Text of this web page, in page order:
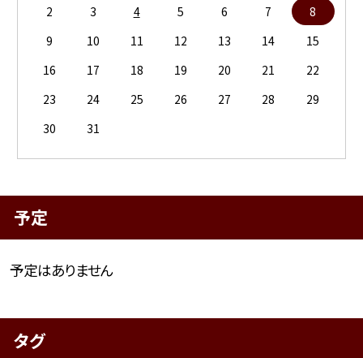
2
3 4 5 6 7
8
9
10 11 12 13 14
15
16
17 18 19 20 21
22
23
24 25 26 27 28
29
30
31
予定
予定はありません
タグ